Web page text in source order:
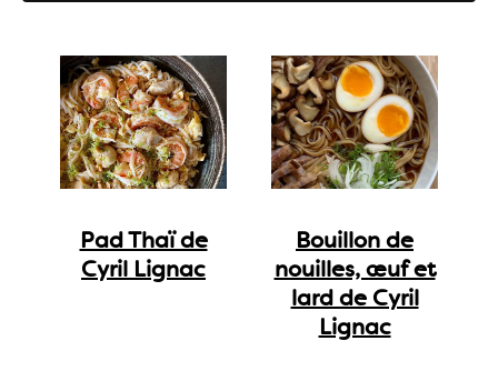
Pad Thaï de
Cyril Lignac
Bouillon de
nouilles, œuf et
lard de Cyril
Lignac